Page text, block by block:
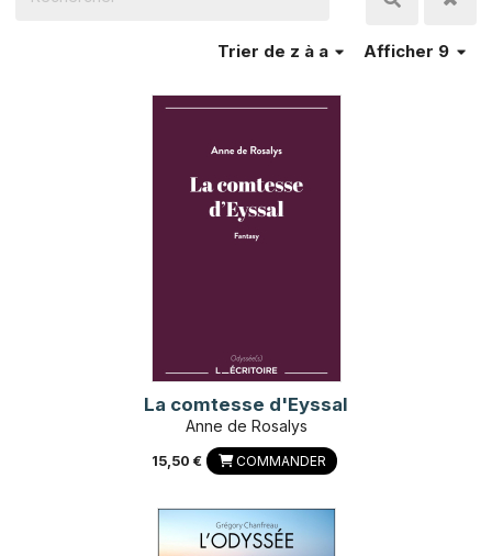
Afficher 9
Trier de z à a
La comtesse d'Eyssal
Anne de Rosalys
15,50 € COMMANDER